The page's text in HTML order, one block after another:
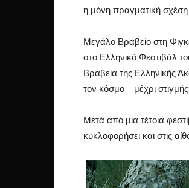
η μόνη πραγματική
Μεγάλο Βραβείο στη
στο Ελληνικό Φεστιβάλ
Βραβεία της Ελληνικής
τον κόσμο – μέχρι
Μετά από μια τέτοια
κυκλοφορήσει και στις